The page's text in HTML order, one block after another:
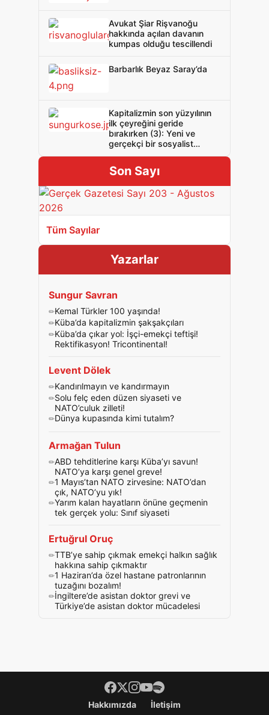
Avukat Şiar Rişvanoğu
hakkında açılan davanın
kumpas olduğu tescillendi
Barbarlık Beyaz Saray’da
Kapitalizmin son yüzyılının
ilk çeyreğini geride
bırakırken (3): Yeni ve
gerçekçi bir sosyalist
Son Sayı
Tüm Sayılar
Yazarlar
Sungur Savran
Kemal Türkler 100 yaşında!
Küba’da kapitalizmin şakşakçıları
Küba’da çıkar yol: İşçi-emekçi teftişi!
Rektifikasyon! Tricontinental!
Levent Dölek
Kandırılmayın ve kandırmayın
Solu felç eden düzen siyaseti ve
NATO’culuk zilleti!
Dünya kupasında kimi tutalım?
Armağan Tulun
ABD tehditlerine karşı Küba’yı savun!
NATO’ya karşı genel greve!
1 Mayıs’tan NATO zirvesine: NATO’dan
çık, NATO’yu yık!
Yarım kalan hayatların önüne geçmenin
tek gerçek yolu: Sınıf siyaseti
Ertuğrul Oruç
TTB’ye sahip çıkmak emekçi halkın sağlık
hakkına sahip çıkmaktır
1 Haziran’da özel hastane patronlarının
tuzağını bozalım!
İngiltere’de asistan doktor grevi ve
Türkiye’de asistan doktor mücadelesi
Footer menüHakkımızda İletişim